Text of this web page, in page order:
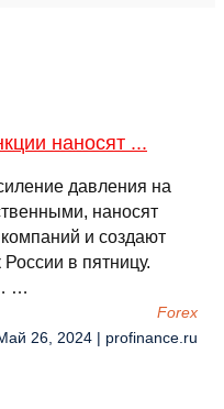
наносят ...
давления на
наносят
и создают
в пятницу.
…
Forex
26, 2024 | profinance.ru